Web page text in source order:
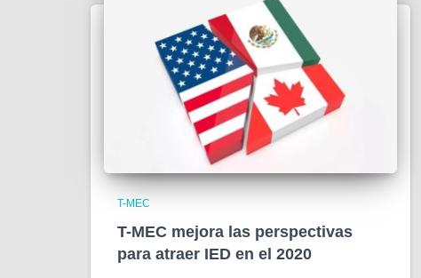
T-MEC
T-MEC mejora las perspectivas
para atraer IED en el 2020